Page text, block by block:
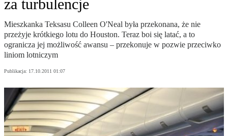
za turbulencje
Mieszkanka Teksasu Colleen O'Neal była przekonana, że nie
przeżyje krótkiego lotu do Houston. Teraz boi się latać, a to
ogranicza jej możliwość awansu – przekonuje w pozwie przeciwko
liniom lotniczym
Publikacja: 17.10.2011 01:07